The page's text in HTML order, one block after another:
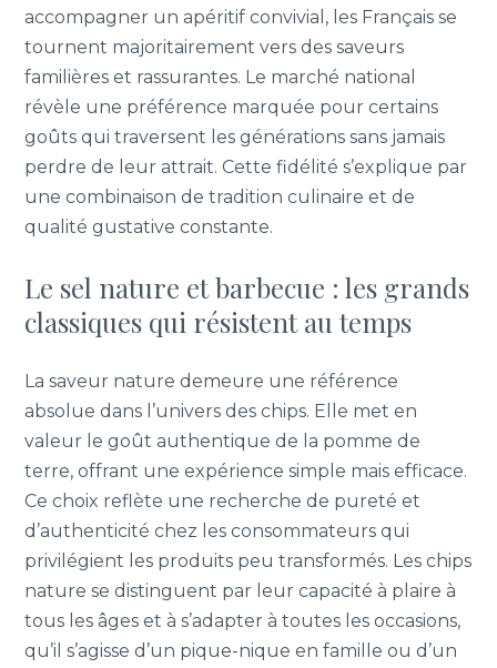
accompagner un apéritif convivial, les Français se
tournent majoritairement vers des saveurs
familières et rassurantes. Le marché national
révèle une préférence marquée pour certains
goûts qui traversent les générations sans jamais
perdre de leur attrait. Cette fidélité s’explique par
une combinaison de tradition culinaire et de
qualité gustative constante.
Le sel nature et barbecue : les grands
classiques qui résistent au temps
La saveur nature demeure une référence
absolue dans l’univers des chips. Elle met en
valeur le goût authentique de la pomme de
terre, offrant une expérience simple mais efficace.
Ce choix reflète une recherche de pureté et
d’authenticité chez les consommateurs qui
privilégient les produits peu transformés. Les chips
nature se distinguent par leur capacité à plaire à
tous les âges et à s’adapter à toutes les occasions,
qu’il s’agisse d’un pique-nique en famille ou d’un